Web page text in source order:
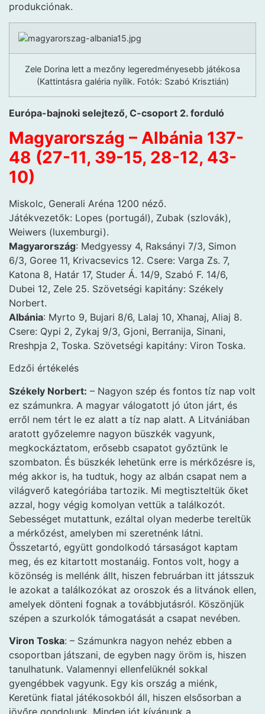
produkciónak.
Zele Dorina lett a mezőny legeredményesebb játékosa
(Kattintásra galéria nyílik. Fotók: Szabó Krisztián)
Európa-bajnoki selejtező, C-csoport 2. forduló
Magyarország – Albánia 137-
48 (27-11, 39-15, 28-12, 43-
10)
Miskolc, Generali Aréna 1200 néző.
Játékvezetők: Lopes (portugál), Zubak (szlovák),
Weiwers (luxemburgi).
Magyarország: Medgyessy 4, Raksányi 7/3, Simon
6/3, Goree 11, Krivacsevics 12. Csere: Varga Zs. 7,
Katona 8, Határ 17, Studer Á. 14/9, Szabó F. 14/6,
Dubei 12, Zele 25. Szövetségi kapitány: Székely
Norbert.
Albánia: Myrto 9, Bujari 8/6, Lalaj 10, Xhanaj, Aliaj 8.
Csere: Qypi 2, Zykaj 9/3, Gjoni, Berranija, Sinani,
Rreshpja 2, Toska. Szövetségi kapitány: Viron Toska.
Edzői értékelés
Székely Norbert: – Nagyon szép és fontos tíz nap volt
ez számunkra. A magyar válogatott jó úton járt, és
erről nem tért le ez alatt a tíz nap alatt. A Litvániában
aratott győzelemre nagyon büszkék vagyunk,
megkockáztatom, erősebb csapatot győztünk le
szombaton. És büszkék lehetünk erre is mérkőzésre is,
még akkor is, ha tudtuk, hogy az albán csapat nem a
világverő kategóriába tartozik. Mi megtiszteltük őket
azzal, hogy végig komolyan vettük a találkozót.
Sebességet mutattunk, ezáltal olyan mederbe tereltük
a mérkőzést, amelyben mi szeretnénk látni.
Összetartó, együtt gondolkodó társaságot kaptam
meg, és ez kitartott mostanáig. Fontos volt, hogy a
közönség is mellénk állt, hiszen februárban itt játsszuk
le azokat a találkozókat az oroszok és a litvánok ellen,
amelyek dönteni fognak a továbbjutásról. Köszönjük
szépen a szurkolók támogatását a csapat nevében.
Viron Toska: – Számunkra nagyon nehéz ebben a
csoportban játszani, de egyben nagy öröm is, hiszen
tanulhatunk. Valamennyi ellenfelüknél sokkal
gyengébbek vagyunk. Egy kis ország a miénk,
Keretünk fiatal játékosokból áll, hiszen elsősorban a